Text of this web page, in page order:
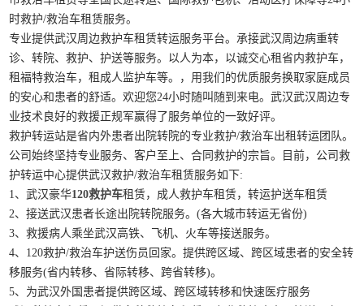
时救护/救治车租赁服务。
专业提供武汉周边救护车租赁转运服务平台。承接武汉周边病重转
诊、转院、救护、护送等服务。以人为本，以诚交心租省内救护车，
租福特救治车，租成人监护车等。，用我们的优质服务换取家庭成员
的安心和患者的舒适。欢迎您24小时随叫随到来电。武汉武汉周边专
业技术良好的救援正规军赢得了服务单位的一致好评。
救护转运站是省内外患者出院转院的专业救护/救治车出租转运团队。
公司始终坚持专业服务、客户至上、合同救护的宗旨。目前，公司救
护转运中心提供武汉救护/救治车租赁服务如下:
1、武汉豪华120救护车租赁，成人救护车租赁，转运护送车租赁
2、接送武汉患者长途出院转院服务。(各大城市转运无省份)
3、救援病人乘坐武汉高铁、飞机、火车等接送服务。
4、120救护/救治车护送伤员回家。提供跨区域、跨区域患者的安全转
移服务(省内转移、省际转移、跨省转移)。
5、为武汉外国患者提供跨区域、跨区域转移和快速医疗服务